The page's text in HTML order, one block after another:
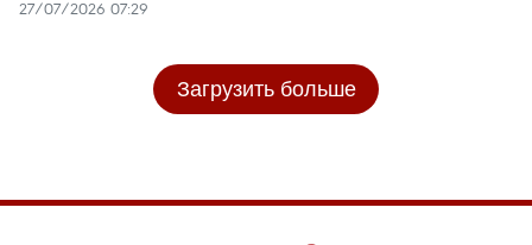
27/07/2026 07:29
Загрузить больше